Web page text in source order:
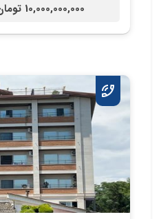
10,000,000,000 تومان /